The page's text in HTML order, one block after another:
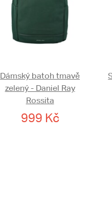
Dámský batoh tmavě
zelený - Daniel Ray
Rossita
999 Kč